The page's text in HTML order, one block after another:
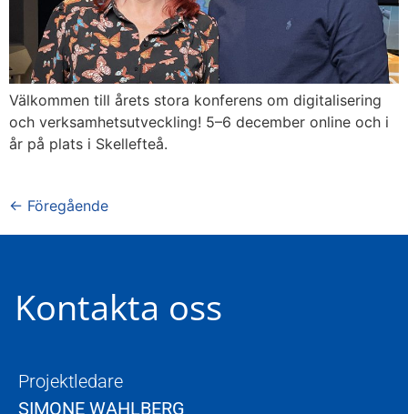
Välkommen till årets stora konferens om digitalisering
och verksamhetsutveckling! 5–6 december online och i
år på plats i Skellefteå.
← Föregående
Kontakta oss
Projektledare
SIMONE WAHLBERG